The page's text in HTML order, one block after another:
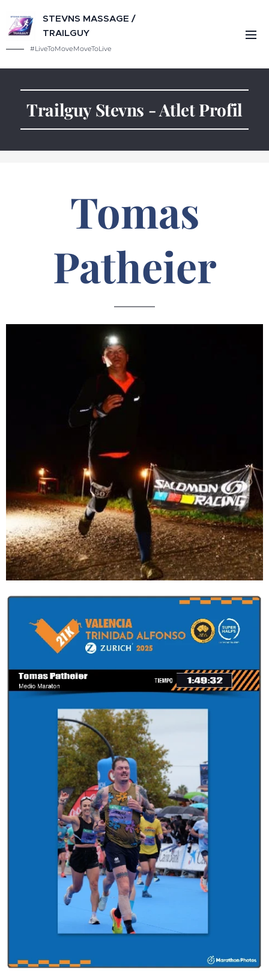
STEVNS MASSAGE /
TRAILGUY
#LiveToMoveMoveToLive
Trailguy Stevns - Atlet Profil
Tomas
Patheier